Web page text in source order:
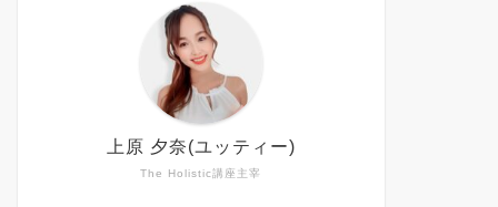
The Holistic講座主宰
上原 夕奈(ユッティー)